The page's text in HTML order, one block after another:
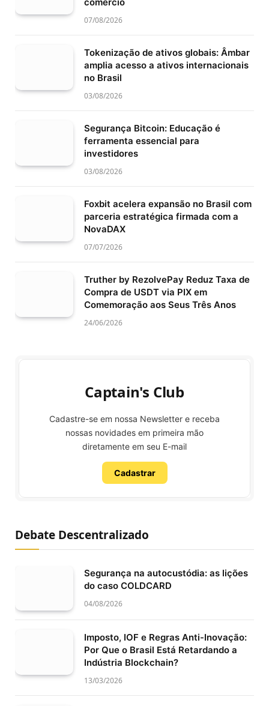
07/08/2026
Tokenização de ativos globais: Âmbar
amplia acesso a ativos internacionais
no Brasil
03/08/2026
Segurança Bitcoin: Educação é
ferramenta essencial para
investidores
03/08/2026
Foxbit acelera expansão no Brasil com
parceria estratégica firmada com a
NovaDAX
07/07/2026
Truther by RezolvePay Reduz Taxa de
Compra de USDT via PIX em
Comemoração aos Seus Três Anos
24/06/2026
Captain's Club
Cadastre-se em nossa Newsletter e receba
nossas novidades em primeira mão
diretamente em seu E-mail
Cadastrar
Debate Descentralizado
Segurança na autocustódia: as lições
do caso COLDCARD
04/08/2026
Imposto, IOF e Regras Anti-Inovação:
Por Que o Brasil Está Retardando a
Indústria Blockchain?
13/03/2026